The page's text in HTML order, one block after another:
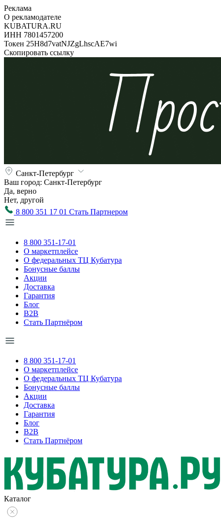
Реклама
О рекламодателе
KUBATURA.RU
ИНН 7801457200
Токен 25H8d7vatNJZgLhscAE7wi
Скопировать ссылку
Санкт-Петербург
Ваш город: Санкт-Петербург
Да, верно
Нет, другой
8 800 351 17 01 Стать Партнером
8 800 351-17-01
О маркетплейсе
О федеральных ТЦ Кубатура
Бонусные баллы
Акции
Доставка
Гарантия
Блог
B2B
Стать Партнёром
8 800 351-17-01
О маркетплейсе
О федеральных ТЦ Кубатура
Бонусные баллы
Акции
Доставка
Гарантия
Блог
B2B
Стать Партнёром
Каталог